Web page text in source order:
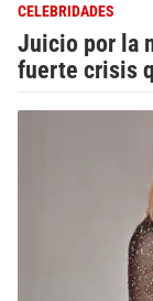
CELEBRIDADES
Juicio por la
fuerte crisis